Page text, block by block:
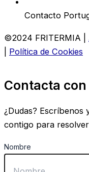
Contacto
©2024 FRITERMIA |
Política de Cookies
Contacta
¿Dudas?
contigo para
Nombre